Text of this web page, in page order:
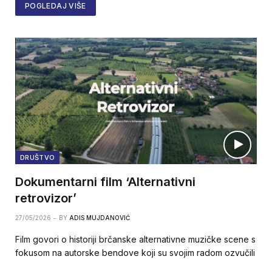
POGLEDAJ VIŠE
DRUŠTVO
Dokumentarni film ‘Alternativni
retrovizor’
27/05/2026 BY ADIS MUJDANOVIĆ
Film govori o historiji brčanske alternativne muzičke scene s
fokusom na autorske bendove koji su svojim radom ozvučili